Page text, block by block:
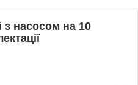
з насосом на 10